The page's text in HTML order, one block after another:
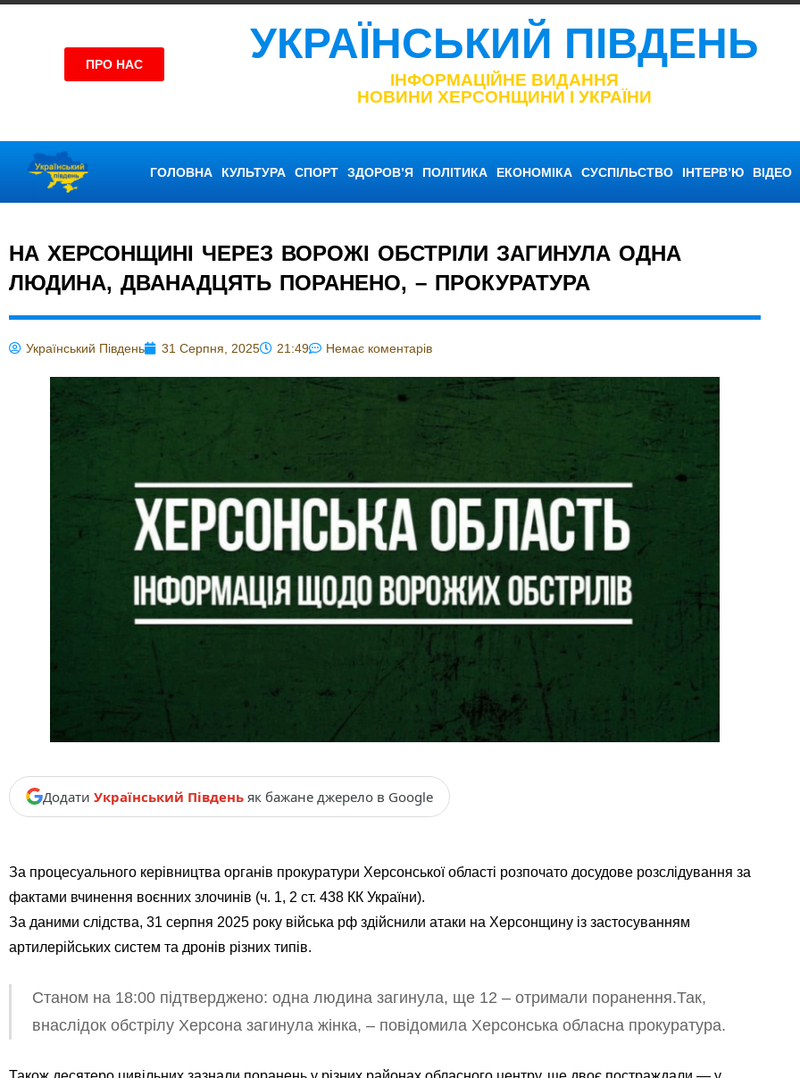
ПРО НАС УКРАЇНСЬКИЙ ПІВДЕНЬ
ІНФОРМАЦІЙНЕ ВИДАННЯ
НОВИНИ ХЕРСОНЩИНИ І УКРАЇНИ
ГОЛОВНА КУЛЬТУРА СПОРТ ЗДОРОВ’Я ПОЛІТИКА ЕКОНОМІКА СУСПІЛЬСТВО ІНТЕРВ’Ю ВІДЕО
НА ХЕРСОНЩИНІ ЧЕРЕЗ ВОРОЖІ ОБСТРІЛИ ЗАГИНУЛА ОДНА
ЛЮДИНА, ДВАНАДЦЯТЬ ПОРАНЕНО, – ПРОКУРАТУРА
Український Південь 31 Серпня, 2025 21:49 Немає коментарів
Додати Український Південь як бажане джерело в Google
За процесуального керівництва органів прокуратури Херсонської області розпочато досудове розслідування за
фактами вчинення воєнних злочинів (ч. 1, 2 ст. 438 КК України).
За даними слідства, 31 серпня 2025 року війська рф здійснили атаки на Херсонщину із застосуванням
артилерійських систем та дронів різних типів.
Станом на 18:00 підтверджено: одна людина загинула, ще 12 – отримали поранення.Так,
внаслідок обстрілу Херсона загинула жінка, – повідомила Херсонська обласна прокуратура.